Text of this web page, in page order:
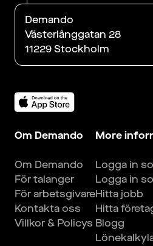
Demando
Västerlånggatan 28
11229 Stockholm
Om Demando
Om Demando
För talanger
För arbetsgivare
Kontakta oss
Villkor & Policys
More
Logga in
Logga in
Hitta jobb
Hitta
Blogg